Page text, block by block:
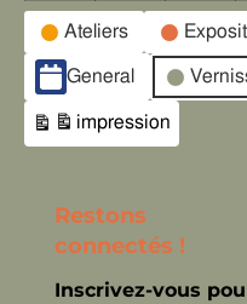
Catégories
d’évènement
Ateliers
General
Vue
impression
Restons
connectés !
Inscrivez-vous